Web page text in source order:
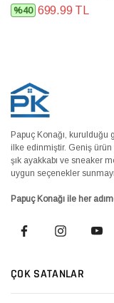
%40 699.99 TL
Papuç Konağı, kurulduğu
ilke edinmiştir. Geniş
şık ayakkabı ve sneaker
uygun seçenekler
Papuç Konağı ile her
ÇOK SATANLAR